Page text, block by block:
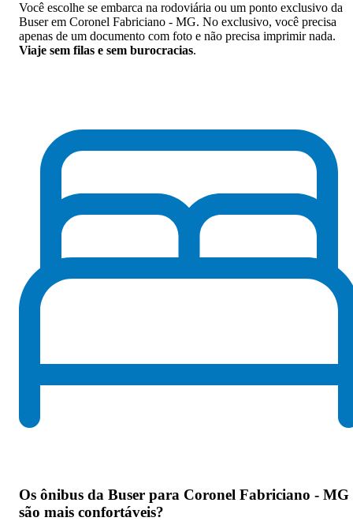
Você escolhe se embarca na rodoviária ou um ponto exclusivo da
Buser em Coronel Fabriciano - MG. No exclusivo, você precisa
apenas de um documento com foto e não precisa imprimir nada.
Viaje sem filas e sem burocracias.
Os ônibus da Buser para Coronel Fabriciano - MG
são mais confortáveis?